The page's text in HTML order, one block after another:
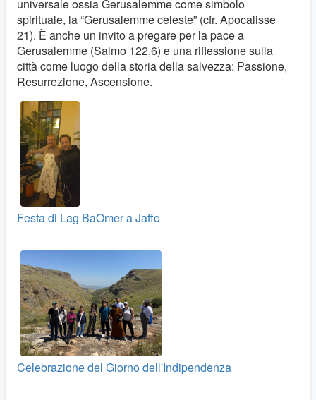
universale ossia Gerusalemme come simbolo
spirituale, la “Gerusalemme celeste” (cfr. Apocalisse
21). È anche un invito a pregare per la pace a
Gerusalemme (Salmo 122,6) e una riflessione sulla
città come luogo della storia della salvezza: Passione,
Resurrezione, Ascensione.
Festa di Lag BaOmer a Jaffo
Celebrazione del Giorno dell'Indipendenza